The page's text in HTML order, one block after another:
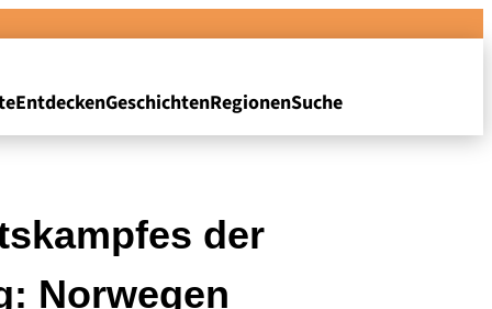
EntdeckenGeschichtenRegionenSuche
der
Norwegen